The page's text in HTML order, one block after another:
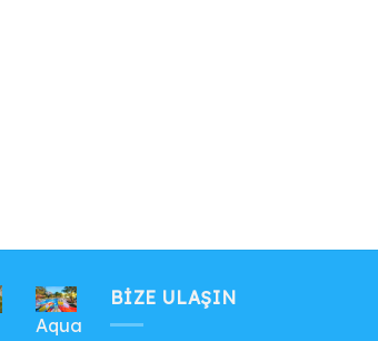
Aqua
BIZE ULAŞIN